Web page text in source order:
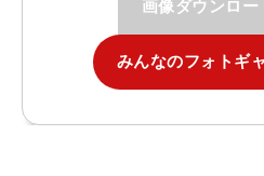
画像ダウンロー
みんなのフォトギ